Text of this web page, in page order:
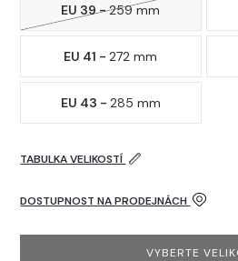
EU 39 -259 mm
EU 41 -272 mm
EU 43 - 285 mm
TABULKA VELIKOSTÍ
DOSTUPNOST NA PRODEJNÁCH
VYBERTE